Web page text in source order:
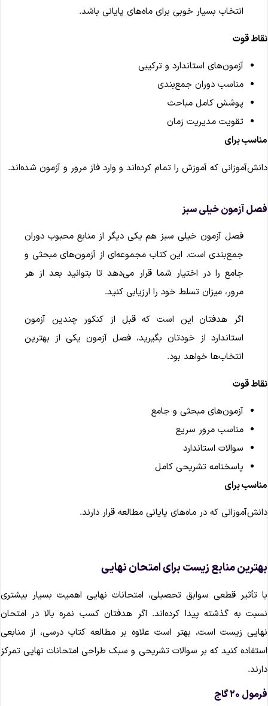
انتخاب بسیار خوبی برای ماه‌های پایانی باشد.
قوت
آزمون‌های استاندارد و ترکیبی
مناسب دوران جمع‌بندی
پوشش کامل مباحث
تقویت مدیریت زمان
برای
که آموزش را تمام کرده‌اند و وارد فاز مرور و آزمون شده‌اند.
آزمون خیلی سبز
فصل آزمون خیلی سبز هم یکی دیگر از منابع محبوب دوران
جمع‌بندی است. این کتاب مجموعه‌ای از آزمون‌های مبحثی و
جامع را در اختیار شما قرار می‌دهد تا بتوانید بعد از هر
مرور، میزان تسلط خود را ارزیابی کنید.
اگر هدفتان این است که قبل از کنکور چندین آزمون
استاندارد از خودتان بگیرید، فصل آزمون یکی از بهترین
انتخاب‌ها خواهد بود.
قوت
آزمون‌های مبحثی و جامع
مناسب مرور سریع
سوالات استاندارد
پاسخنامه تشریحی کامل
برای
که در ماه‌های پایانی مطالعه قرار دارند.
منابع زیست برای امتحان نهایی
تأثیر قطعی سوابق تحصیلی، امتحانات نهایی اهمیت بسیار بیشتری
به گذشته پیدا کرده‌اند. اگر هدفتان کسب نمره بالا در امتحان
زیست است، بهتر است علاوه بر مطالعه کتاب درسی، از منابعی
کنید که بر سوالات تشریحی و سبک طراحی امتحانات نهایی تمرکز
۲۰ گاج